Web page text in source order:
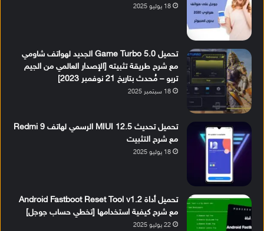
18 يوليو 2025
تحميل Game Turbo 5.0 الجديد لهواتف شاومي
مع شرح طريقة تثبيته [الإصدار العالمي من الجيم
تربو – مُحدث بتاريخ 21 نوفمبر 2023]
18 سبتمبر 2025
تحميل تحديث MIUI 12.5 الرسمي لهاتف Redmi 9
مع شرح التثبيت
18 يوليو 2025
تحميل أداة Android Fastboot Reset Tool v1.2
مع شرح كيفية استخدامها [تخطي حساب جوجل]
22 يوليو 2025